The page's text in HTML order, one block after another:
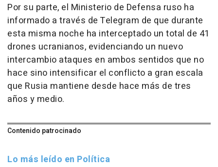
Por su parte, el Ministerio de Defensa ruso ha
informado a través de Telegram de que durante
esta misma noche ha interceptado un total de 41
drones ucranianos, evidenciando un nuevo
intercambio ataques en ambos sentidos que no
hace sino intensificar el conflicto a gran escala
que Rusia mantiene desde hace más de tres
años y medio.
Contenido patrocinado
Lo más leído en Política